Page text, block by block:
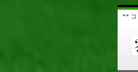
** コ